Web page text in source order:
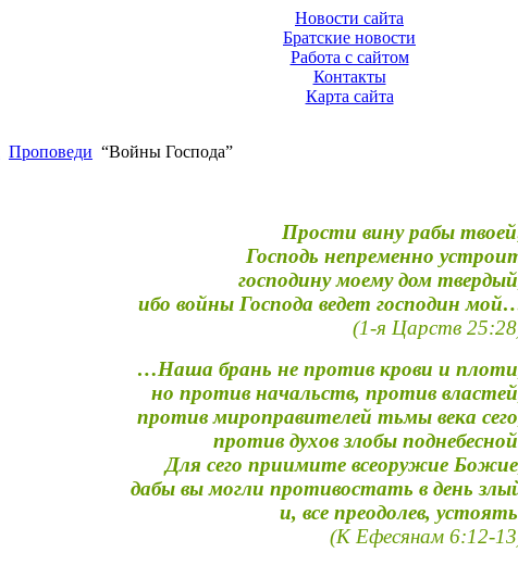
Новости сайта
Братские новости
Работа с сайтом
Контакты
Карта сайта
Проповеди “Войны Господа”
Прости вину рабы
Господь непременно
господину моему дом
ибо войны Господа ведет господин
(1-я Царств
…Наша брань не против крови и
но против начальств, против
против мироправителей тьмы века
против духов злобы
Для сего приимите всеоружие
дабы вы могли противостать в день
и, все преодолев,
(К Ефесянам 6:12-